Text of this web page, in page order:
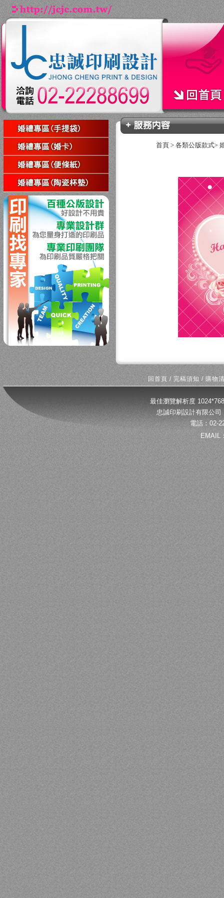
首頁 >各類公版款式>
回首頁 /完稿須知 /購物
最佳瀏覽解析度
忠誠印刷設計有限公
電話：02-
EMAIL